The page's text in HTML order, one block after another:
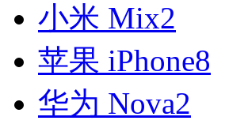
小米 Mix2
苹果 iPhone8
华为 Nova2